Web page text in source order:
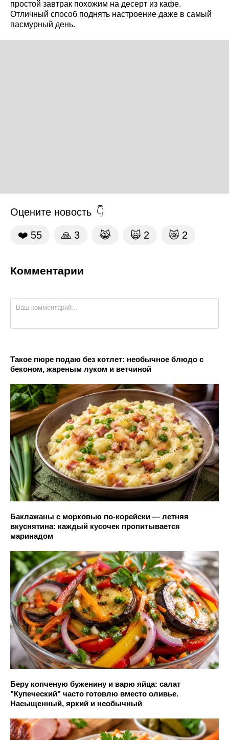
простой завтрак похожим на десерт из кафе.
Отличный способ поднять настроение даже в самый
пасмурный день.
Оцените новость
❤️ 55 🙏 3 😹 🙀 2 😿 2
Комментарии
Такое пюре подаю без котлет: необычное блюдо с
беконом, жареным луком и ветчиной
Баклажаны с морковью по-корейски — летняя
вкуснятина: каждый кусочек пропитывается
маринадом
Беру копченую буженину и варю яйца: салат
"Купеческий" часто готовлю вместо оливье.
Насыщенный, яркий и необычный